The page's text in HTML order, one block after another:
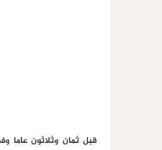
قبل ثمان وثلاثون عاما